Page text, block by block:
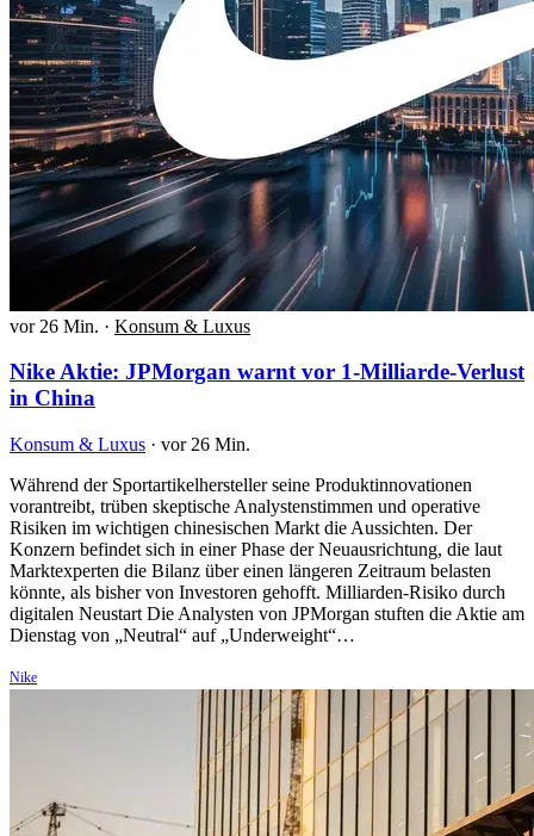
vor 26 Min. · Konsum & Luxus
Nike Aktie: JPMorgan warnt vor 1-Milliarde-Verlust
in China
Konsum & Luxus · vor 26 Min.
Während der Sportartikelhersteller seine Produktinnovationen
vorantreibt, trüben skeptische Analystenstimmen und operative
Risiken im wichtigen chinesischen Markt die Aussichten. Der
Konzern befindet sich in einer Phase der Neuausrichtung, die laut
Marktexperten die Bilanz über einen längeren Zeitraum belasten
könnte, als bisher von Investoren gehofft. Milliarden-Risiko durch
digitalen Neustart Die Analysten von JPMorgan stuften die Aktie am
Dienstag von „Neutral“ auf „Underweight“…
Nike